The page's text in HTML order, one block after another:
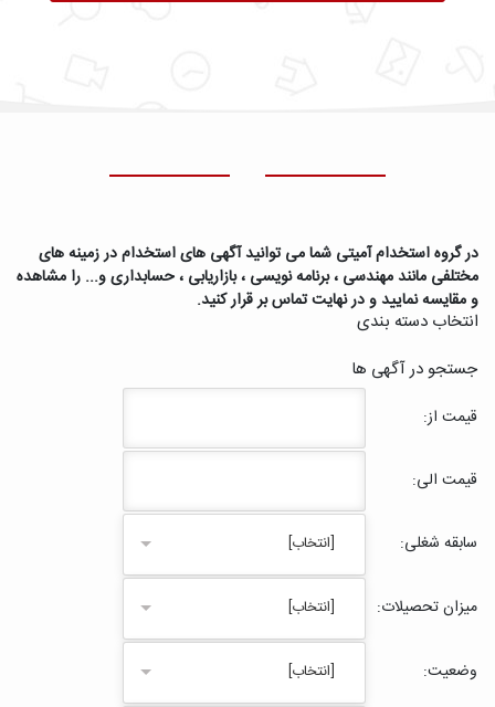
در گروه استخدام آمیتی شما می توانید آگهی های استخدام در زمینه های
مختلفی مانند مهندسی ، برنامه نویسی ، بازاریابی ، حسابداری و... را مشاهده
و مقایسه نمایید و در نهایت تماس بر قرار کنید.
انتخاب دسته بندی
جستجو در آگهی ها
قیمت از:
قیمت الی:
سابقه شغلی: [انتخاب]
میزان تحصیلات: [انتخاب]
وضعیت: [انتخاب]